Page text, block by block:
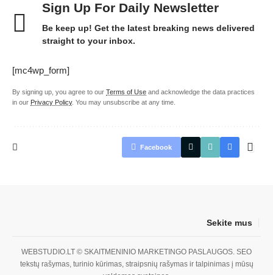
Sign Up For Daily Newsletter
Be keep up! Get the latest breaking news delivered
straight to your inbox.
[mc4wp_form]
By signing up, you agree to our Terms of Use and acknowledge the data practices
in our Privacy Policy. You may unsubscribe at any time.
Facebook
Sekite mus
WEBSTUDIO.LT © SKAITMENINIO MARKETINGO PASLAUGOS. SEO
tekstų rašymas, turinio kūrimas, straipsnių rašymas ir talpinimas į mūsų